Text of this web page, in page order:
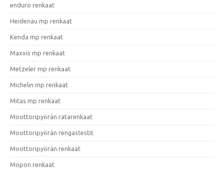
enduro renkaat
Heidenau mp renkaat
Kenda mp renkaat
Maxxis mp renkaat
Metzeler mp renkaat
Michelin mp renkaat
Mitas mp renkaat
Moottoripyörän ratarenkaat
Moottoripyörän rengastestit
Moottoripyörän renkaat
Mopon renkaat